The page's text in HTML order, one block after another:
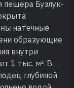
пещера Бузлук-
натечные
образующие
внутри
1 тыс. м². В
глубиной